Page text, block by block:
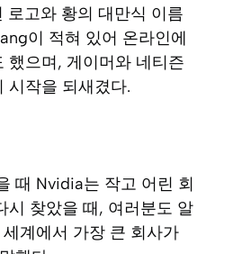
로고와 황의 대만식 이름
이 적혀 있어 온라인에
했으며, 게이머와 네티즌
시작을 되새겼다.
때 Nvidia는 작고 어린 회
시 찾았을 때, 여러분도 알
계에서 가장 큰 회사가